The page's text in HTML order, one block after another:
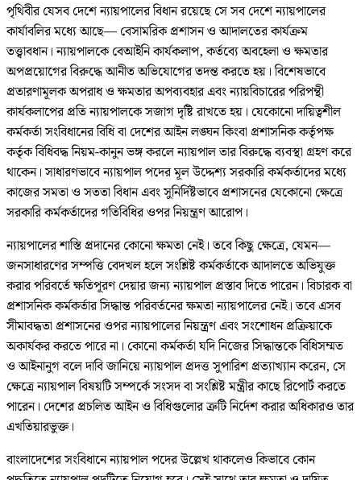
পৃথিবীর যেসব দেশে ন্যায়পালের বিধান রয়েছে সে সব দেশে ন্যায়পালের
কার্যাবলির মধ্যে আছে— বেসামরিক প্রশাসন ও আদালতের কার্যক্রম
তত্ত্বাবধান। ন্যায়পালকে বেআইনি কার্যকলাপ, কর্তব্যে অবহেলা ও ক্ষমতার
অপপ্রয়োগের বিরুদ্ধে আনীত অভিযোগের তদন্ত করতে হয়। বিশেষভাবে
প্রতারণামূলক অপরাধ ও ক্ষমতার অপব্যবহার এবং ন্যায়বিচারের পরিপন্থী
কার্যকলাপের প্রতি ন্যায়পালকে সজাগ দৃষ্টি রাখতে হয়। যেকোনো দায়িত্বশীল
কর্মকর্তা সংবিধানের বিধি বা দেশের আইন লঙ্ঘন কিংবা প্রশাসনিক কর্তৃপক্ষ
কর্তৃক বিধিবদ্ধ নিয়ম-কানুন ভঙ্গ করলে ন্যায়পাল তার বিরুদ্ধে ব্যবস্থা গ্রহণ করে
থাকেন। সাধারণভাবে ন্যায়পাল পদের মূল উদ্দেশ্য সরকারি কর্মকর্তাদের মধ্যে
কাজের সমতা ও সততা বিধান এবং সুনির্দিষ্টভাবে প্রশাসনের যেকোনো ক্ষেত্রে
সরকারি কর্মকর্তাদের গতিবিধির ওপর নিয়ন্ত্রণ আরোপ।
ন্যায়পালের শাস্তি প্রদানের কোনো ক্ষমতা নেই। তবে কিছু ক্ষেত্রে, যেমন—
জনসাধারণের সম্পত্তি বেদখল হলে সংশ্লিষ্ট কর্মকর্তাকে আদালতে অভিযুক্ত
করার পরিবর্তে ক্ষতিপূরণ দেয়ার জন্য ন্যায়পাল প্রস্তাব দিতে পারেন। বিচারক বা
প্রশাসনিক কর্মকর্তার সিদ্ধান্ত পরিবর্তনের ক্ষমতা ন্যায়পালের নেই। তবে এসব
সীমাবদ্ধতা প্রশাসনের ওপর ন্যায়পালের নিয়ন্ত্রণ এবং সংশোধন প্রক্রিয়াকে
অকার্যকর করতে পারে না। কোনো কর্মকর্তা যদি নিজের সিদ্ধান্তকে বিধিসম্মত
ও আইনানুগ বলে দাবি জানিয়ে ন্যায়পাল প্রদত্ত সুপারিশ প্রত্যাখ্যান করেন, সে
ক্ষেত্রে ন্যায়পাল বিষয়টি সম্পর্কে সংসদ বা সংশ্লিষ্ট মন্ত্রীর কাছে রিপোর্ট করতে
পারেন। দেশের প্রচলিত আইন ও বিধিগুলোর ত্রুটি নির্দেশ করার অধিকারও তার
এখতিয়ারভুক্ত।
বাংলাদেশের সংবিধানে ন্যায়পাল পদের উল্লেখ থাকলেও কিভাবে কোন